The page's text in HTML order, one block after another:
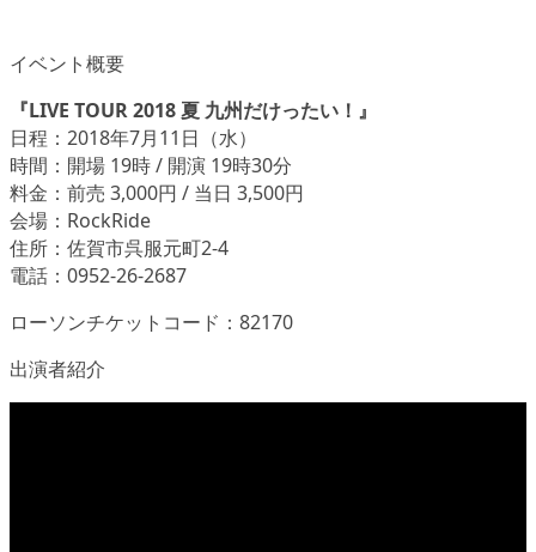
イベント概要
『LIVE TOUR 2018 夏 九州だけったい！』
日程：2018年7月11日（水）
時間：開場 19時 / 開演 19時30分
料金：前売 3,000円 / 当日 3,500円
会場：RockRide
住所：佐賀市呉服元町2-4
電話：0952-26-2687
ローソンチケットコード：82170
出演者紹介